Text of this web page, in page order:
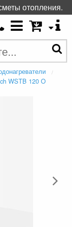
WSTB 120 O
отопления.